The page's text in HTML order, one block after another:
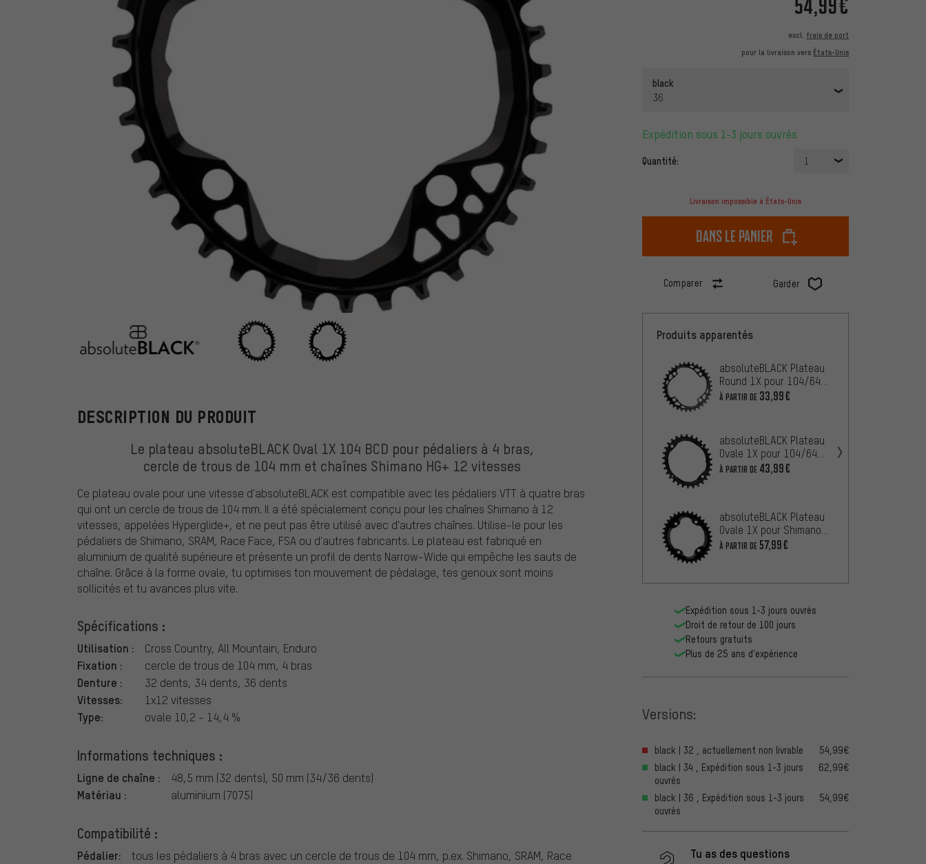
excl. frais de port
pour la livraison vers États-Unis
black
36
Expédition sous 1-3 jours ouvrés
Quantité: 1
Livraison impossible à États-Unis
dans le panier
Comparer Garder
absoluteBLACK
DESCRIPTION DU PRODUIT
Le plateau absoluteBLACK Oval 1X 104 BCD pour pédaliers à 4 bras,
cercle de trous de 104 mm et chaînes Shimano HG+ 12 vitesses
Ce plateau ovale pour une vitesse d'absoluteBLACK est compatible avec les pédaliers VTT à quatre bras
qui ont un cercle de trous de 104 mm. Il a été spécialement conçu pour les chaînes Shimano à 12
vitesses, appelées Hyperglide+, et ne peut pas être utilisé avec d'autres chaînes. Utilise-le pour les
pédaliers de Shimano, SRAM, Race Face, FSA ou d'autres fabricants. Le plateau est fabriqué en
aluminium de qualité supérieure et présente un profil de dents Narrow-Wide qui empêche les sauts de
chaîne. Grâce à la forme ovale, tu optimises ton mouvement de pédalage, tes genoux sont moins
sollicités et tu avances plus vite.
Spécifications :
Utilisation : Cross Country, All Mountain, Enduro
Fixation : cercle de trous de 104 mm, 4 bras
Denture : 32 dents, 34 dents, 36 dents
Vitesses: 1x12 vitesses
Type: ovale 10,2 - 14,4 %
Informations techniques :
Ligne de chaîne : 48,5 mm (32 dents), 50 mm (34/36 dents)
Matériau : aluminium (7075)
Compatibilité :
Pédalier:
tous les pédaliers à 4 bras avec un cercle de trous de 104 mm, p.ex. Shimano, SRAM, Race
Produits apparentés
absoluteBLACK Plateau
Round 1X pour 104/64
BCD
À PARTIR DE 33,99€
absoluteBLACK Plateau
Ovale 1X pour 104/64
BCD
À PARTIR DE 43,99€
absoluteBLACK Plateau
Ovale 1X pour Shimano
XT M8000 / SLX M7000
À PARTIR DE 57,99€
Expédition sous 1-3 jours ouvrés
Droit de retour de 100 jours
Retours gratuits
Plus de 25 ans d'expérience
Versions:
black | 32 , actuellement non livrable
54,99€
black | 34 , Expédition sous 1-3 jours
ouvrés
62,99€
black | 36 , Expédition sous 1-3 jours
ouvrés
54,99€
Tu as des questions